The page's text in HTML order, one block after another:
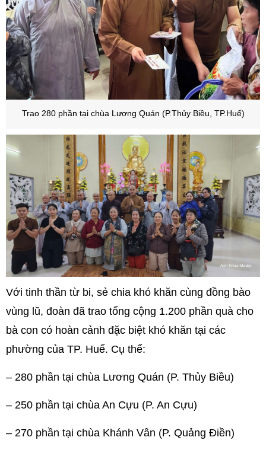
Trao 280 phần tại chùa Lương Quán (P.Thủy Biều, TP.Huế)
Với tinh thần từ bi, sẻ chia khó khăn cùng đồng bào
vùng lũ, đoàn đã trao tổng cộng 1.200 phần quà cho
bà con có hoàn cảnh đặc biệt khó khăn tại các
phường của TP. Huế. Cụ thể:
– 280 phần tại chùa Lương Quán (P. Thủy Biều)
– 250 phần tại chùa An Cựu (P. An Cựu)
– 270 phần tại chùa Khánh Vân (P. Quảng Điền)